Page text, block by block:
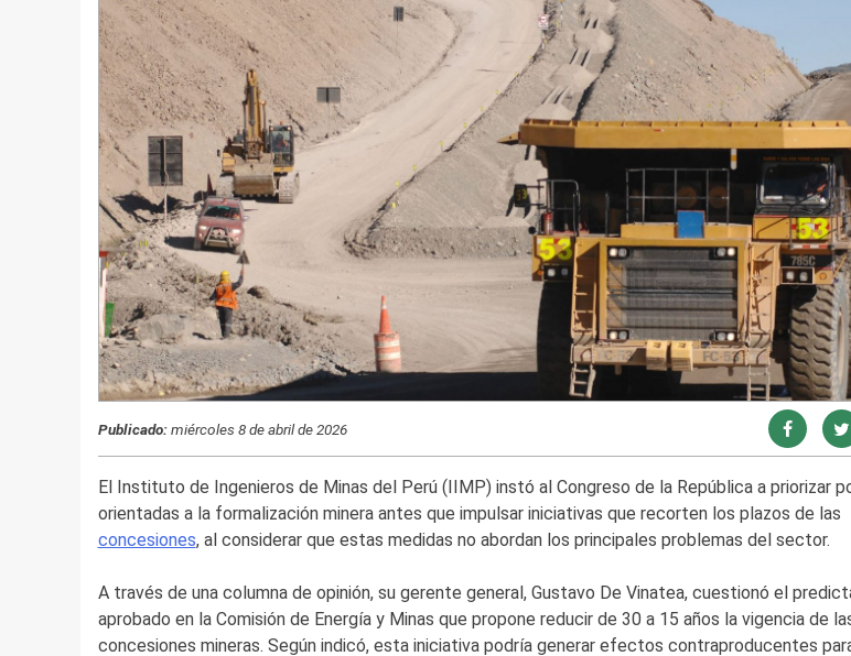
Publicado:miércoles 8 de abril de 2026
El Instituto de Ingenieros de Minas del Perú (IIMP) instó al Congreso de la República a priorizar
orientadas a la formalización minera antes que impulsar iniciativas que recorten los plazos de las
concesiones, al considerar que estas medidas no abordan los principales problemas del sector.
A través de una columna de opinión, su gerente general, Gustavo De Vinatea, cuestionó el
aprobado en la Comisión de Energía y Minas que propone reducir de 30 a 15 años la vigencia de
concesiones mineras. Según indicó, esta iniciativa podría generar efectos contraproducentes